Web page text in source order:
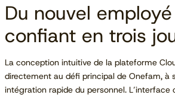
Du nouvel
confiant en trois
La conception intuitive de la plateforme
directement au défi principal de Onefam, à
intégration rapide du personnel. L’interface